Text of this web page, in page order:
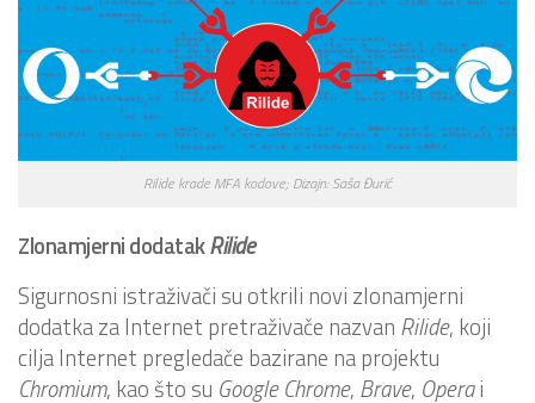
Rilide krade MFA kodove; Dizajn: Saša Đurić
Zlonamjerni dodatakRilide
Sigurnosni istraživači su otkrili novi zlonamjerni
dodatka za Internet pretraživače nazvan Rilide, koji
cilja Internet pregledače bazirane na projektu
Chromium, kao što su Google Chrome, Brave, Operai